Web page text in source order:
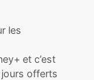
les
et c’est
jours offerts